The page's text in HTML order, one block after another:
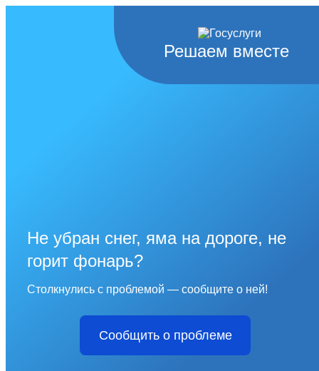
Решаем вместе
Не убран снег, яма на дороге, не
горит фонарь?
Столкнулись с проблемой — сообщите о ней!
Сообщить о проблеме